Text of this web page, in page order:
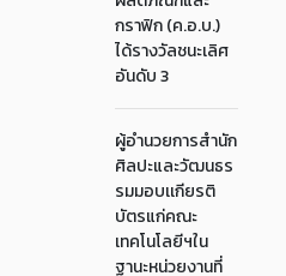
กราฟิก (ค.อ.บ.)
ได้รางวัลชนะเลิศ
อันดับ 3
ผู้อำนวยการสำนัก
ศิลปะและวัฒนธร
รมมอบเเกียรติ
บัตรแก่คณะ
เทคโนโลยีฯใน
ฐานะหน่วยงานที่